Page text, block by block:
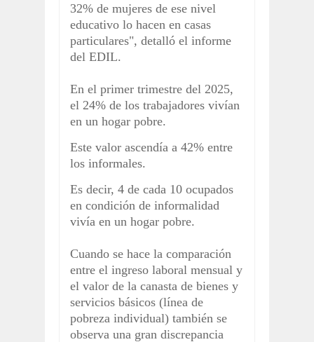
32% de mujeres de ese nivel
educativo lo hacen en casas
particulares", detalló el informe
del EDIL.
En el primer trimestre del 2025,
el 24% de los trabajadores vivían
en un hogar pobre.
Este valor ascendía a 42% entre
los informales.
Es decir, 4 de cada 10 ocupados
en condición de informalidad
vivía en un hogar pobre.
Cuando se hace la comparación
entre el ingreso laboral mensual y
el valor de la canasta de bienes y
servicios básicos (línea de
pobreza individual) también se
observa una gran discrepancia